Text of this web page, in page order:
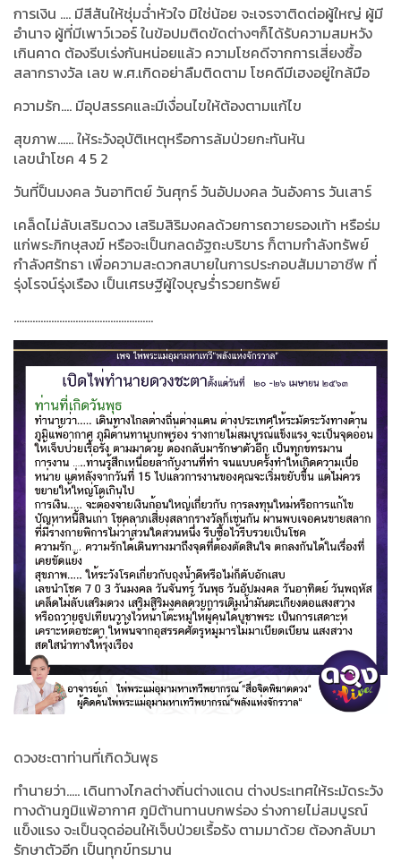
การเงิน …. มีสีสันให้ชุ่มฉ่ำหัวใจ มิใช่น้อย จะเจรจาติดต่อผู้ใหญ่ ผู้มี
อำนาจ ผู้ที่มีเพาว์เวอร์ ในข้อปมติดขัดต่างๆก็ได้รับความสมหวัง
เกินคาด ต้องรีบเร่งกันหน่อยแล้ว ความโชคดีจากการเสี่ยงซื้อ
สลากรางวัล เลข พ.ศ.เกิดอย่าลืมติดตาม โชคดีมีเฮงอยู่ใกล้มือ
ความรัก.... มีอุปสรรคและมีเงื่อนไขให้ต้องตามแก้ไข
สุขภาพ...... ให้ระวังอุบัติเหตุหรือการล้มป่วยกะทันหัน
เลขนำโชค 4 5 2
วันที่ป็นมงคล วันอาทิตย์ วันศุกร์ วันอัปมงคล วันอังคาร วันเสาร์
เคล็ดไม่ลับเสริมดวง เสริมสิริมงคลด้วยการถวายรองเท้า หรือร่ม
แก่พระภิกษุสงฆ์ หรือจะเป็นกลดอัฐถะบริขาร ก็ตามกำลังทรัพย์
กำลังศรัทธา เพื่อความสะดวกสบายในการประกอบสัมมาอาชีพ ที่
รุ่งโรจน์รุ่งเรือง เป็นเศรษฐีผู้ใจบุญร่ำรวยทรัพย์
....................................................
ดวงชะตาท่านที่เกิดวันพุธ
ทำนายว่า..... เดินทางไกลต่างถิ่นต่างแดน ต่างประเทศให้ระมัดระวัง
ทางด้านภูมิแพ้อากาศ ภูมิต้านทานบกพร่อง ร่างกายไม่สมบูรณ์
แข็งแรง จะเป็นจุดอ่อนให้เจ็บป่วยเรื้อรัง ตามมาด้วย ต้องกลับมา
รักษาตัวอีก เป็นทุกข์ทรมาน